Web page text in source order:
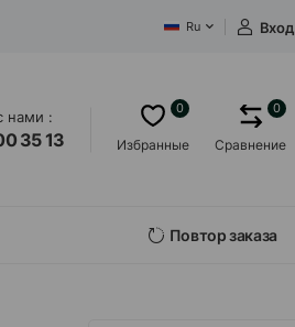
Ru Вход
нами :
35 13 Избранные
0
Сравнение
0
Повтор заказа